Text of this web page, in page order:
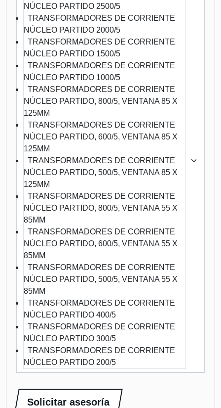
NÚCLEO PARTIDO 2500/5
TRANSFORMADORES DE CORRIENTE
NÚCLEO PARTIDO 2000/5
TRANSFORMADORES DE CORRIENTE
NÚCLEO PARTIDO 1500/5
TRANSFORMADORES DE CORRIENTE
NÚCLEO PARTIDO 1000/5
TRANSFORMADORES DE CORRIENTE
NÚCLEO PARTIDO, 800/5, VENTANA 85 X
125MM
TRANSFORMADORES DE CORRIENTE
NÚCLEO PARTIDO, 600/5, VENTANA 85 X
125MM
TRANSFORMADORES DE CORRIENTE
NÚCLEO PARTIDO, 500/5, VENTANA 85 X
125MM
TRANSFORMADORES DE CORRIENTE
NÚCLEO PARTIDO, 800/5, VENTANA 55 X
85MM
TRANSFORMADORES DE CORRIENTE
NÚCLEO PARTIDO, 600/5, VENTANA 55 X
85MM
TRANSFORMADORES DE CORRIENTE
NÚCLEO PARTIDO, 500/5, VENTANA 55 X
85MM
TRANSFORMADORES DE CORRIENTE
NÚCLEO PARTIDO 400/5
TRANSFORMADORES DE CORRIENTE
NÚCLEO PARTIDO 300/5
TRANSFORMADORES DE CORRIENTE
NÚCLEO PARTIDO 200/5
Solicitar asesoría